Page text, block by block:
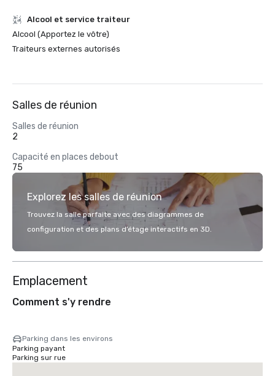
Alcool et service traiteur
Alcool (Apportez le vôtre)
Traiteurs externes autorisés
Salles de réunion
Salles de réunion
2
Capacité en places debout
75
Explorez les salles de réunion
Trouvez la salle parfaite avec des diagrammes de
configuration et des plans d’étage interactifs en 3D.
Emplacement
Comment s'y rendre
Parking dans les environs
Parking payant
Parking sur rue